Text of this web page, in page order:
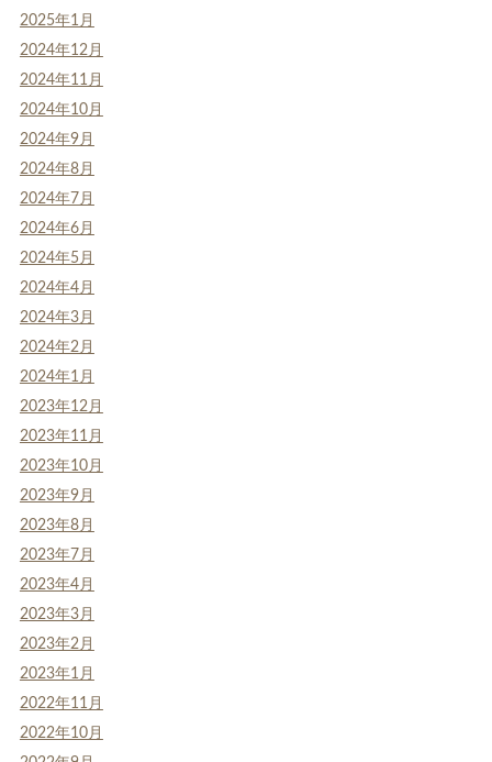
2025年1月
2024年12月
2024年11月
2024年10月
2024年9月
2024年8月
2024年7月
2024年6月
2024年5月
2024年4月
2024年3月
2024年2月
2024年1月
2023年12月
2023年11月
2023年10月
2023年9月
2023年8月
2023年7月
2023年4月
2023年3月
2023年2月
2023年1月
2022年11月
2022年10月